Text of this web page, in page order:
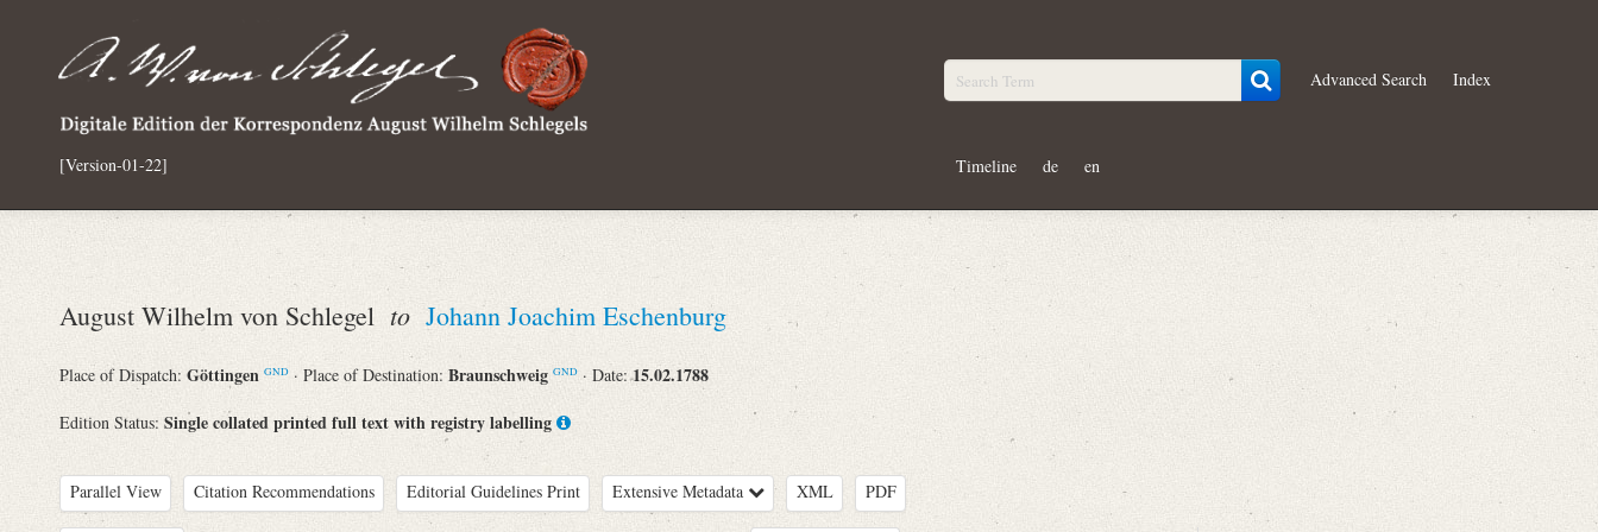
[Version-01-22]
Advanced Search Index
Timeline de en
August Wilhelm von Schlegel to Johann Joachim Eschenburg
Place of Dispatch: Göttingen GND · Place of Destination: Braunschweig GND · Date:15.02.1788
Edition Status: Single collated printed full text with registry labelling
Parallel View Citation Recommendations Editorial Guidelines Print Extensive Metadata XML PDF